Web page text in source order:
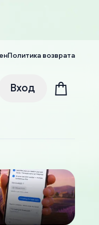
Политика возврата
Вход